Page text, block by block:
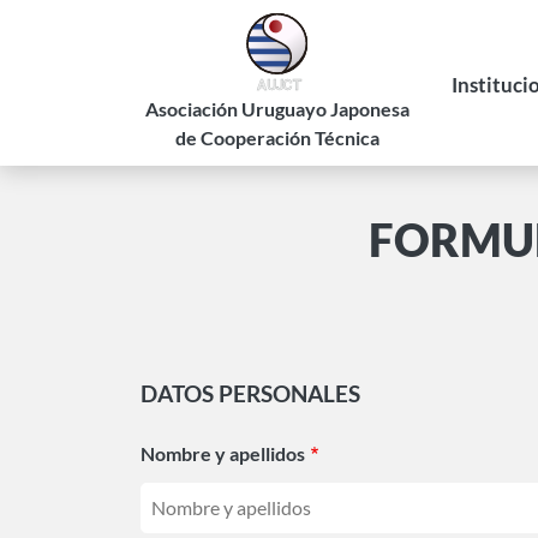
Asociación Uruguayo Japonesa
de Cooperación Técnica
Historia
DATOS PERSONALES
Nombre y apellidos